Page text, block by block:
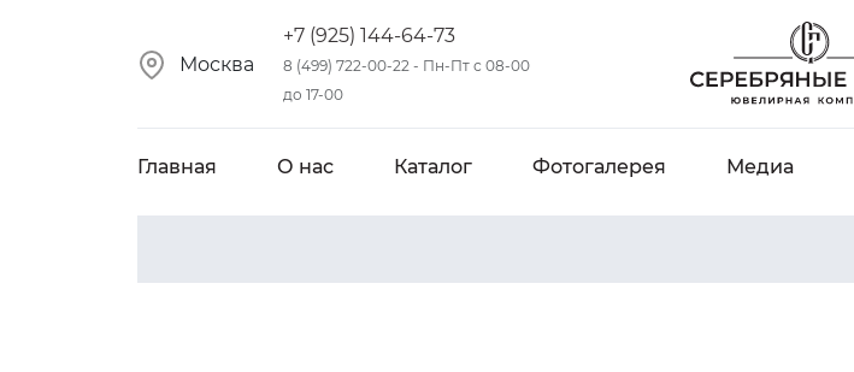
Москва
+7 (925) 144-64-73
8 (499) 722-00-22 - Пн-Пт с 08-00
до 17-00
Главная О нас Каталог Фотогалерея Медиа